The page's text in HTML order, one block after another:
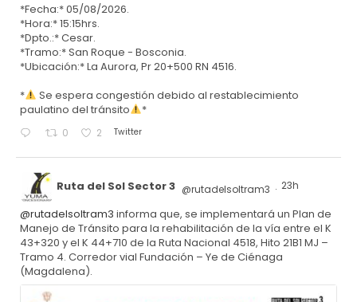
*Fecha:* 05/08/2026.
*Hora:* 15:15hrs.
*Dpto.:* Cesar.
*Tramo:* San Roque - Bosconia.
*Ubicación:* La Aurora, Pr 20+500 RN 4516.
*
Se espera congestión debido al restablecimiento
paulatino del tránsito
*
0 2 Twitter
Ruta del Sol Sector 3 @rutadelsoltram3 · 23h
@rutadelsoltram3 informa que, se implementará un Plan de
Manejo de Tránsito para la rehabilitación de la vía entre el K
43+320 y el K 44+710 de la Ruta Nacional 4518, Hito 21B1 MJ –
Tramo 4. Corredor vial Fundación – Ye de Ciénaga
(Magdalena).